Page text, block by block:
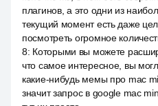
плагинов, а это одни из
текущий момент есть даже
посмотреть огромное
8: Которыми вы можете
что самое интересное, вы
какие-нибудь мемы про mac
значит запрос в google mac